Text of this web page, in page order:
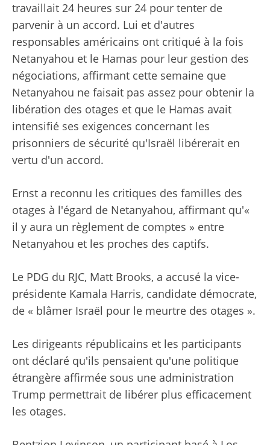
travaillait 24 heures sur 24 pour tenter de
parvenir à un accord. Lui et d'autres
responsables américains ont critiqué à la fois
Netanyahou et le Hamas pour leur gestion des
négociations, affirmant cette semaine que
Netanyahou ne faisait pas assez pour obtenir la
libération des otages et que le Hamas avait
intensifié ses exigences concernant les
prisonniers de sécurité qu'Israël libérerait en
vertu d'un accord.
Ernst a reconnu les critiques des familles des
otages à l'égard de Netanyahou, affirmant qu'«
il y aura un règlement de comptes » entre
Netanyahou et les proches des captifs.
Le PDG du RJC, Matt Brooks, a accusé la vice-
présidente Kamala Harris, candidate démocrate,
de « blâmer Israël pour le meurtre des otages ».
Les dirigeants républicains et les participants
ont déclaré qu'ils pensaient qu'une politique
étrangère affirmée sous une administration
Trump permettrait de libérer plus efficacement
les otages.